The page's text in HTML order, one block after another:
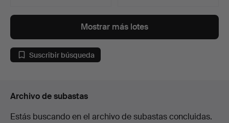
Mostrar más lotes
Suscribir búsqueda
Archivo de subastas
Estás buscando en el archivo de subastas concluidas.